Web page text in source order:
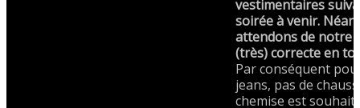
vestimentaires
soirée à venir.
attendons de notre
(très) correcte en
Par conséquent
jeans, pas de
chemise est